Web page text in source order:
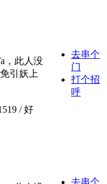
，此人没
引妖上
/ 好
去串个
门
打个招
呼
去串个